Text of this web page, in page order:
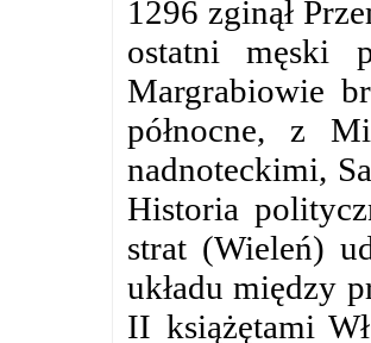
1296 zginął
ostatni męski
Margrabiowie
północne, z
nadnoteckimi,
Historia
strat (Wieleń)
układu między
II książętami